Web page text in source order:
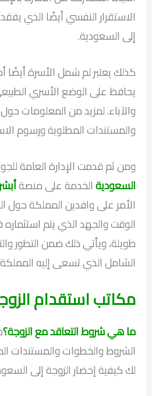
الاستقرار النفسي أيضًا الذي
إلى السعودية.
كذلك يعتبر لم شمل الأسرة أيضًا
يحافظ على الوضع الأسري
والآباء. لمزيد من المعلومات
والمستندات المطلوبة ورسوم
ومن ثم قدمت الإدارة العامة
السعوديةالخدمة على منصةأبشر
الأمر على وافدين المملكة حول
الوقت والجهد الذي يتم
طويلة، ويأتي ذلك ضمن التطور
الشامل الذي تسعى إليه المملكة في
مكاتب استقدام
ما هي شروط التعاقد مع الزوجة؟
الشروط والخطوات والمستندات
لك كيفية إحضار الزوجة إلى